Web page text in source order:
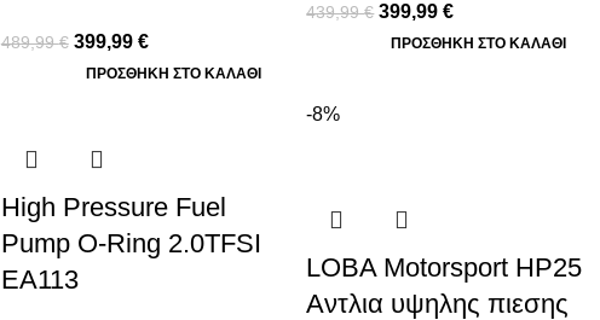
489,99€ 399,99 €
ΠΡΟΣΘΉΚΗ ΣΤΟ ΚΑΛΆΘΙ
439,99€ 399,99€
ΠΡΟΣΘΉΚΗ ΣΤΟ ΚΑΛΆΘΙ
High Pressure Fuel
Pump O-Ring 2.0TFSI
EA113
-8%
LOBA Motorsport HP25
Αντλια υψηλης πιεσης